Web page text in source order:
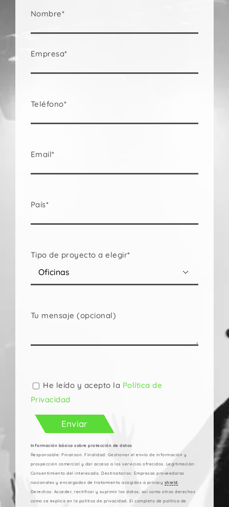
Nombre*
Empresa*
Teléfono*
Email*
País*
Tipo de proyecto a elegir*

Tu mensaje (opcional)
deja
campo
vacío.
He leído y acepto la Política de
Privacidad
Información básica sobre protección de datos
Responsable: Pinanson. Finalidad: Gestionar el envío de información y
prospección comercial y dar acceso a los servicios ofrecidos. Legitimación:
Consentimiento del interesado. Destinatarios: Empresas proveedoras
nacionales y encargados de tratamiento acogidos a privacy shield.
Derechos: Acceder, rectificar y suprimir los datos, así como otros derechos
como se explica en la política de privacidad. El completo de política de